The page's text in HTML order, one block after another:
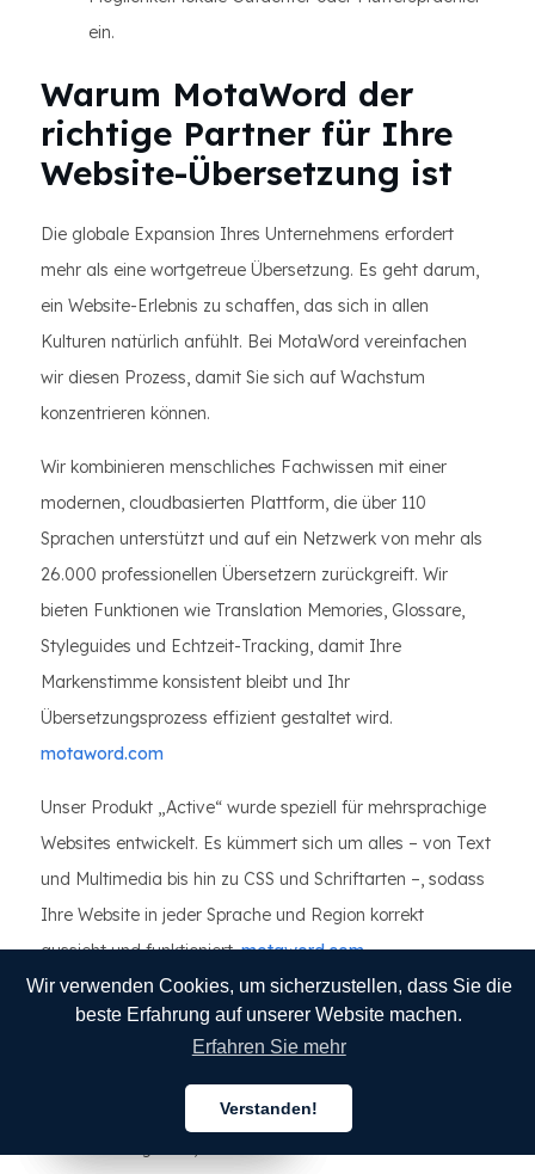
Wir verwenden Cookies, um sicherzustellen, dass Sie die
beste Erfahrung auf unserer Website machen.
Erfahren Sie mehr
Verstanden!
ein.
Warum MotaWord der
richtige Partner für Ihre
Website-Übersetzung ist
Die globale Expansion Ihres Unternehmens erfordert
mehr als eine wortgetreue Übersetzung. Es geht darum,
ein Website-Erlebnis zu schaffen, das sich in allen
Kulturen natürlich anfühlt. Bei MotaWord vereinfachen
wir diesen Prozess, damit Sie sich auf Wachstum
konzentrieren können.
Wir kombinieren menschliches Fachwissen mit einer
modernen, cloudbasierten Plattform, die über 110
Sprachen unterstützt und auf ein Netzwerk von mehr als
26.000 professionellen Übersetzern zurückgreift. Wir
bieten Funktionen wie Translation Memories, Glossare,
Styleguides und Echtzeit-Tracking, damit Ihre
Markenstimme konsistent bleibt und Ihr
Übersetzungsprozess effizient gestaltet wird.
motaword.com
Unser Produkt „Active“ wurde speziell für mehrsprachige
Websites entwickelt. Es kümmert sich um alles – von Text
und Multimedia bis hin zu CSS und Schriftarten –, sodass
Ihre Website in jeder Sprache und Region korrekt
aussieht und funktioniert.motaword.com
Wir kennen die typischen Herausforderungen bei
Übersetzungen, wie etwa uneinheitliche Terminologie,
Missverständnisse. Wir entwickeln unsere
Deutsch
Deutsch
Deutsch